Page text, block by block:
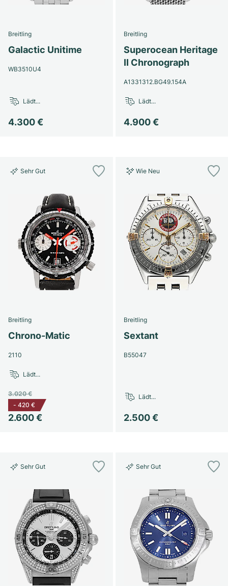
Damenuhren
Damenuhren
Breitling
Galactic Unitime
WB3510U4
4.300 €
Lädt...
Breitling
Superocean Heritage
II Chronograph
A1331312.BG49.154A
4.900 €
Lädt...
Sehr Gut
Breitling
Chrono-Matic
2110
2.600 €
3.020 €
- 420 €
Lädt...
Wie Neu
Breitling
Sextant
B55047
2.500 €
Lädt...
Sehr Gut Sehr Gut